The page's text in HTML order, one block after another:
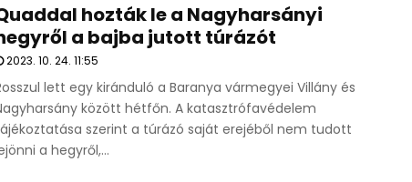
hozták le a Nagyharsányi
a bajba jutott túrázót
2023. 10. 24. 11:55
lett egy kiránduló a Baranya vármegyei Villány és
között hétfőn. A katasztrófavédelem
szerint a túrázó saját erejéből nem tudott
a hegyről,...